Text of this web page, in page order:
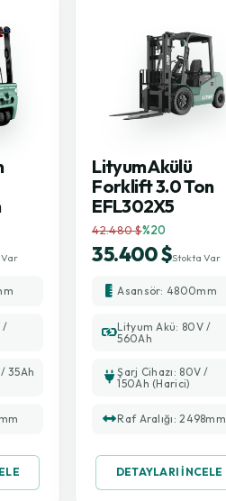
/
35Ah
Lityum Akülü
Forklift 3.0 Ton
EFL302X5
42.480 $%20
35.400 $Stokta Var
DETAYLARI İNCELE
Asansör: 4800mm
Lityum Akü: 80V /
560Ah
Şarj Cihazı: 80V /
150Ah (Harici)
Raf Aralığı: 2498mm